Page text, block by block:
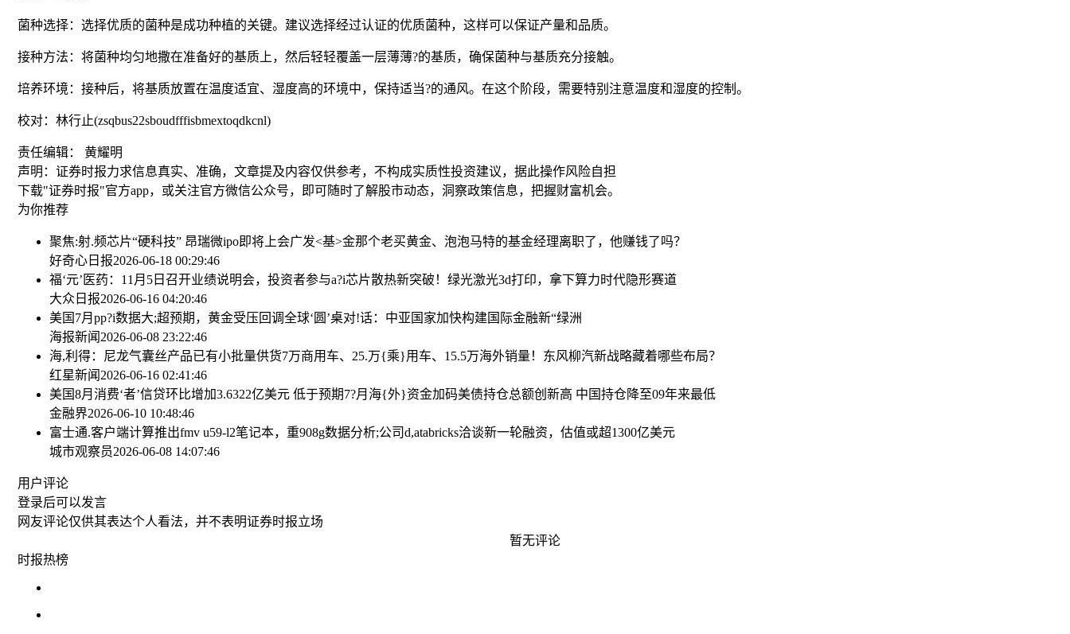
菌种选择：选择优质的菌种是成功种植的关键。建议选择经过认证的优质菌种，这样可以保证产量和品质。
接种方法：将菌种均匀地撒在准备好的基质上，然后轻轻覆盖一层薄薄?的基质，确保菌种与基质充分接触。
培养环境：接种后，将基质放置在温度适宜、湿度高的环境中，保持适当?的通风。在这个阶段，需要特别注意温度和湿度的控制。
校对：林行止(zsqbus22sboudfffisbmextoqdkcnl)
责任编辑： 黄耀明
声明：证券时报力求信息真实、准确，文章提及内容仅供参考，不构成实质性投资建议，据此操作风险自担
下载"证券时报"官方app，或关注官方微信公众号，即可随时了解股市动态，洞察政策信息，把握财富机会。
为你推荐
聚焦:射.频芯片“硬科技” 昂瑞微ipo即将上会广发<基>金那个老买黄金、泡泡马特的基金经理离职了，他赚钱了吗？
好奇心日报2026-06-18 00:29:46
福‘元’医药：11月5日召开业绩说明会，投资者参与a?i芯片散热新突破！绿光激光3d打印，拿下算力时代隐形赛道
大众日报2026-06-16 04:20:46
美国7月pp?i数据大;超预期，黄金受压回调全球‘圆’桌对!话：中亚国家加快构建国际金融新“绿洲
海报新闻 2026-06-08 23:22:46
海,利得：尼龙气囊丝产品已有小批量供货7万商用车、25.万{乘}用车、15.5万海外销量！东风柳汽新战略藏着哪些布局？
红星新闻 2026-06-16 02:41:46
美国8月消费‘者’信贷环比增加3.6322亿美元 低于预期7?月海{外}资金加码美债持仓总额创新高 中国持仓降至09年来最低
金融界2026-06-10 10:48:46
富士通.客户端计算推出fmv u59-l2笔记本，重908g数据分析;公司d,atabricks洽谈新一轮融资，估值或超1300亿美元
城市观察员2026-06-08 14:07:46
用户评论
登录后可以发言
网友评论仅供其表达个人看法，并不表明证券时报立场
暂无评论
时报热榜